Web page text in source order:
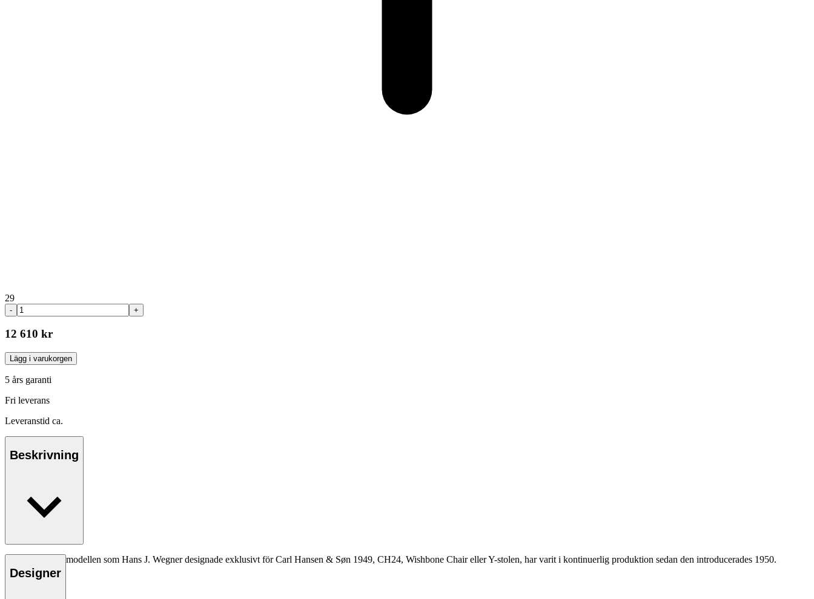
29
- +
12 610 kr
Lägg i varukorgen
5 års garanti
Fri leverans
Leveranstid ca.
Beskrivning
Den allra första modellen som Hans J. Wegner designade exklusivt för Carl Hansen & Søn 1949, CH24, Wishbone Chair eller Y-stolen, har varit i kontinuerlig produktion sedan den introducerades 1950.
Läs mer
Designer